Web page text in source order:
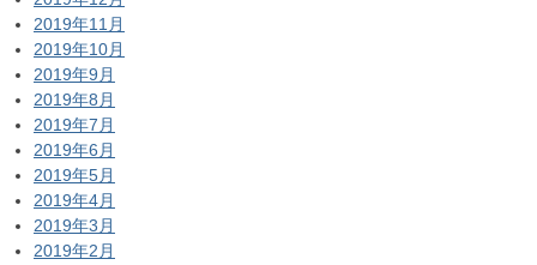
2019年11月
2019年10月
2019年9月
2019年8月
2019年7月
2019年6月
2019年5月
2019年4月
2019年3月
2019年2月